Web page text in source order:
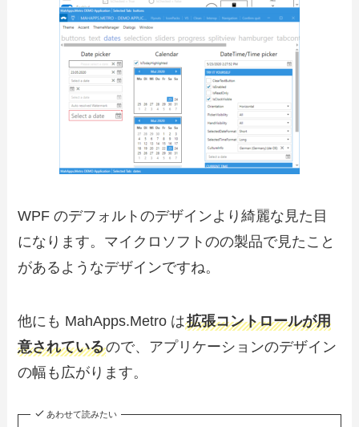
WPF のデフォルトのデザインより綺麗な見た目
になります。マイクロソフトのの製品で見たこと
があるようなデザインですね。
他にも MahApps.Metro は拡張コントロールが用
意されているので、アプリケーションのデザイン
の幅も広がります。
あわせて読みたい